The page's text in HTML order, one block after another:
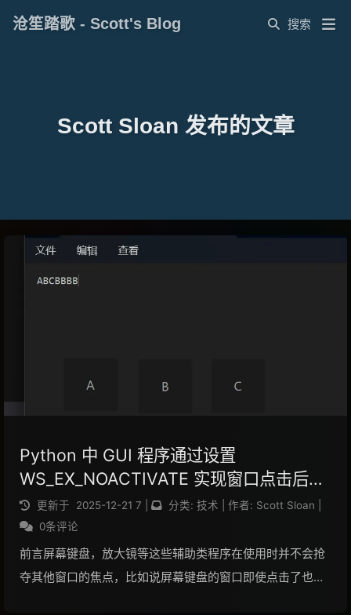
Scott Sloan 发布的文章
沧笙踏歌 - Scott's Blog
Python 中 GUI 程序通过设置
WS_EX_NOACTIVATE 实现窗口点击后不
激活也不获取焦点
更新于 2025-12-21 7 分类: 技术 作者: Scott Sloan
0条评论
前言屏幕键盘，放大镜等这些辅助类程序在使用时并不会抢
夺其他窗口的焦点，比如说屏幕键盘的窗口即使点击了也不